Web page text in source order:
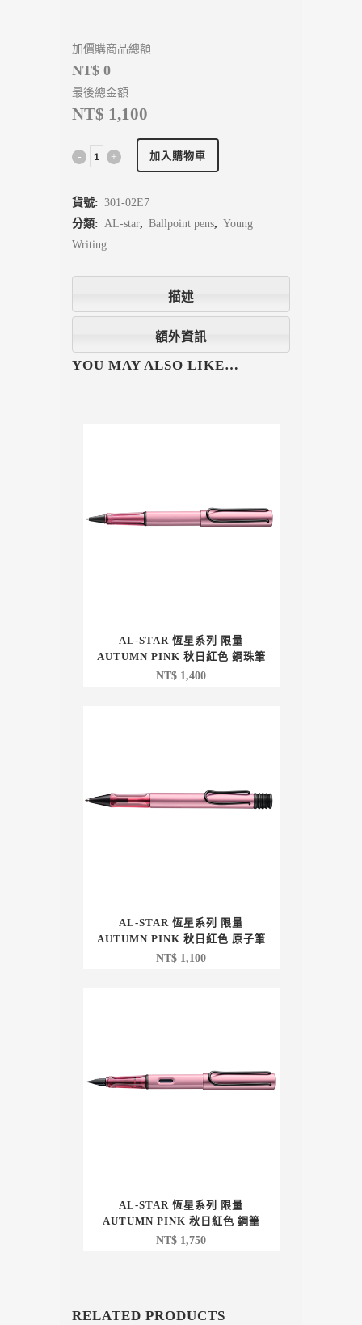
加價購商品總額
NT$ 0
最後總金額
NT$ 1,100
加入購物車
貨號: 301-02E7
分類: AL-star, Ballpoint pens, Young
Writing
描述
額外資訊
YOU MAY ALSO LIKE…
AL-STAR 恆星系列 限量
AUTUMN PINK 秋日紅色 鋼珠筆
NT$ 1,400
AL-STAR 恆星系列 限量
AUTUMN PINK 秋日紅色 原子筆
NT$ 1,100
AL-STAR 恆星系列 限量
AUTUMN PINK 秋日紅色 鋼筆
NT$ 1,750
RELATED PRODUCTS